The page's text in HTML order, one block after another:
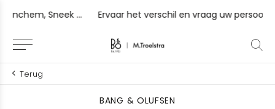
Ervaar het verschil en vraag uw persoonlijke luistersessie
Terug
BANG & OLUFSEN